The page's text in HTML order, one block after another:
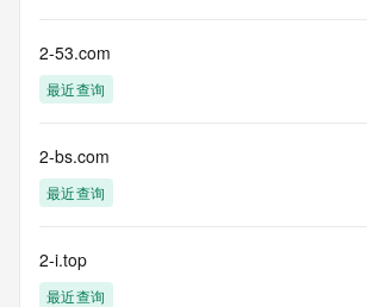
2-53.com
最近查询
2-bs.com
最近查询
2-i.top
最近查询